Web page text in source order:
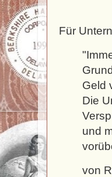
Für
Geld
Die
und
von